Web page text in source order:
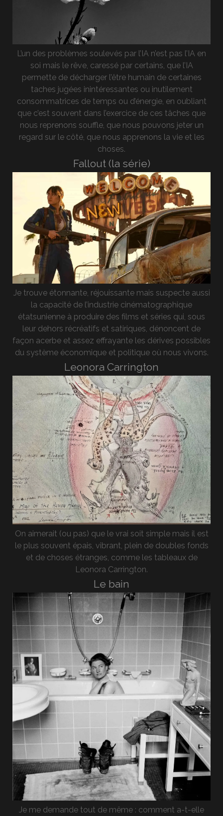
L’un des problèmes soulevés par l’IA n’est pas l’IA en
soi mais le rêve, caressé par certains, que l’IA
permette de décharger l’être humain de certaines
taches jugées inintéressantes ou inutilement
consommatrices de temps ou d’énergie, en oubliant
que c’est souvent dans l’exercice de ces tâches que
nous reprenons souffle, que nous pouvons jeter un
regard sur le côté, que nous apprenons la vie et les
choses.
Fallout (la série)
Je trouve étonnante, réjouissante mais suspecte aussi
la capacité de l’industrie cinématographique
étatsunienne à produire des films et séries qui, sous
leur dehors récréatifs et satiriques, dénoncent de
façon acerbe et assez effrayante les dérives possibles
du système économique et politique où nous vivons.
Leonora Carrington
On aimerait (ou pas) que le vrai soit simple mais il est
le plus souvent épais, vibrant, plein de doubles fonds
et de choses étranges, comme les tableaux de
Leonora Carrington.
Le bain
Je me demande tout de même : comment a-t-elle